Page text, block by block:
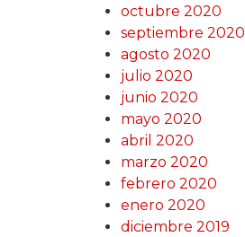
octubre 2020
septiembre 2020
agosto 2020
julio 2020
junio 2020
mayo 2020
abril 2020
marzo 2020
febrero 2020
enero 2020
diciembre 2019